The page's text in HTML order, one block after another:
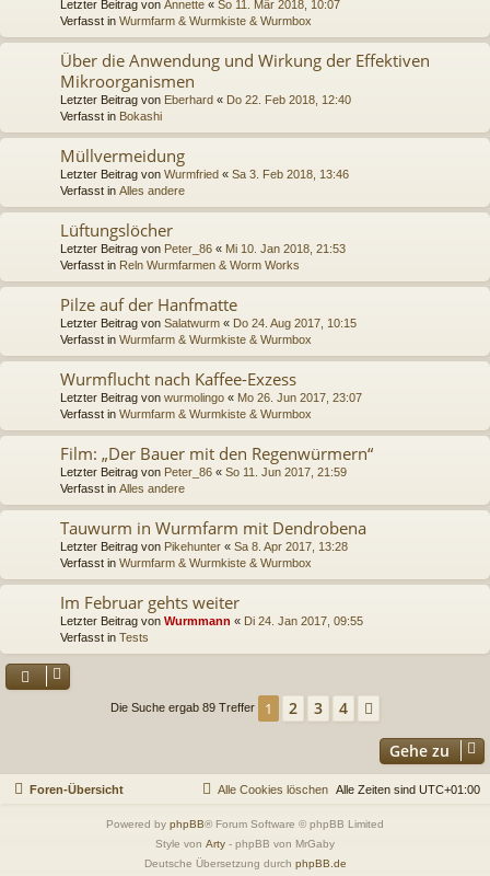
Letzter Beitrag von Annette « So 11. Mär 2018, 10:07
Verfasst in Wurmfarm & Wurmkiste & Wurmbox
Über die Anwendung und Wirkung der Effektiven
Mikroorganismen
Letzter Beitrag von Eberhard « Do 22. Feb 2018, 12:40
Verfasst in Bokashi
Müllvermeidung
Letzter Beitrag von Wurmfried « Sa 3. Feb 2018, 13:46
Verfasst in Alles andere
Lüftungslöcher
Letzter Beitrag von Peter_86 « Mi 10. Jan 2018, 21:53
Verfasst in Reln Wurmfarmen & Worm Works
Pilze auf der Hanfmatte
Letzter Beitrag von Salatwurm « Do 24. Aug 2017, 10:15
Verfasst in Wurmfarm & Wurmkiste & Wurmbox
Wurmflucht nach Kaffee-Exzess
Letzter Beitrag von wurmolingo « Mo 26. Jun 2017, 23:07
Verfasst in Wurmfarm & Wurmkiste & Wurmbox
Film: „Der Bauer mit den Regenwürmern“
Letzter Beitrag von Peter_86 « So 11. Jun 2017, 21:59
Verfasst in Alles andere
Tauwurm in Wurmfarm mit Dendrobena
Letzter Beitrag von Pikehunter « Sa 8. Apr 2017, 13:28
Verfasst in Wurmfarm & Wurmkiste & Wurmbox
Im Februar gehts weiter
Letzter Beitrag von Wurmmann « Di 24. Jan 2017, 09:55
Verfasst in Tests
Die Suche ergab 89 Treffer 1 2 3 4
Gehe zu
Foren-Übersicht Alle Zeiten sind UTC+01:00
Alle Cookies löschen
Powered by phpBB® Forum Software © phpBB Limited
Style von Arty - phpBB von MrGaby
Deutsche Übersetzung durch phpBB.de